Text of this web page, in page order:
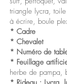
triangle lycra,
à écrire, boule
* Cadre
* Chevalet
* Numéro de
* Feuillage
herbe de pampa,